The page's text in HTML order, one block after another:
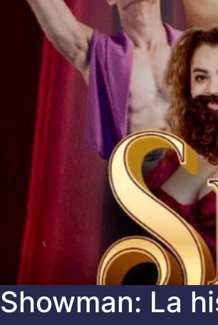
Showman: La